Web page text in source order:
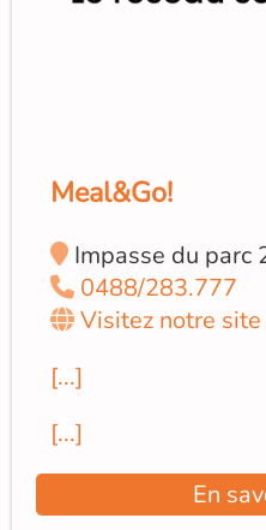
Meal&Go!
Impasse du parc
0488/283.777
Visitez notre
[...]
[...]
En